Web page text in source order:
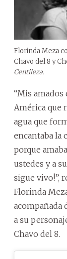
Florinda Meza
Chavo del 8 y
Gentileza.
“Mis amados
América que
agua que
encantaba la
porque
ustedes y a
sigue vivo!”,
Florinda
acompañada
a su
Chavo del 8.